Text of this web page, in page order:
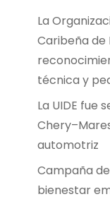
La
Caribeña de
técnica y
La UIDE fue
automotriz
Campaña
bienestar